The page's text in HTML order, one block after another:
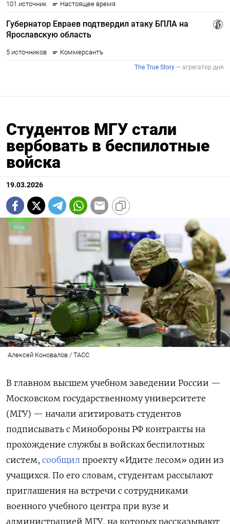
Студентов МГУ стали
вербовать в беспилотные
войска
19.03.2026
Алексей Коновалов / ТАСС
В главном высшем учебном заведении России —
Московском государственному университете
(МГУ) — начали агитировать студентов
подписывать с Минобороны РФ контракты на
прохождение службы в войсках беспилотных
систем, сообщил проекту «Идите лесом» один из
учащихся. По его словам, студентам рассылают
приглашения на встречи с сотрудниками
военного учебного центра при вузе и
администрацией МГУ, на которых рассказывают